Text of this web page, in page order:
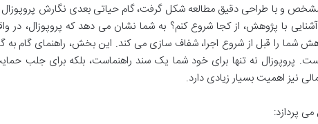
و با طراحی دقیق مطالعه شکل گرفت، گام حیاتی بعدی نگارش پروپوزال
با پژوهش، از کجا شروع کنم؟ به شما نشان می دهد که پروپوزال، در
شما را قبل از شروع اجرا، شفاف سازی می کند. این بخش، راهنمای گام به
پروپوزال نه تنها برای خود شما یک سند راهنماست، بلکه برای جلب
نیز اهمیت بسیار زیادی دارد.
پردازد: